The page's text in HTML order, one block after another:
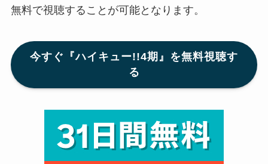
無料で視聴することが可能となります。
今すぐ『ハイキュー!!4期』を無料視聴す
る